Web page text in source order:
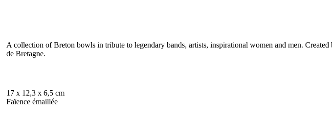
A collection of Breton bowls in tribute to legendary bands, artists, inspirational women and men.
de Bretagne.
17 x 12,3 x 6,5 cm
Faïence émaillée